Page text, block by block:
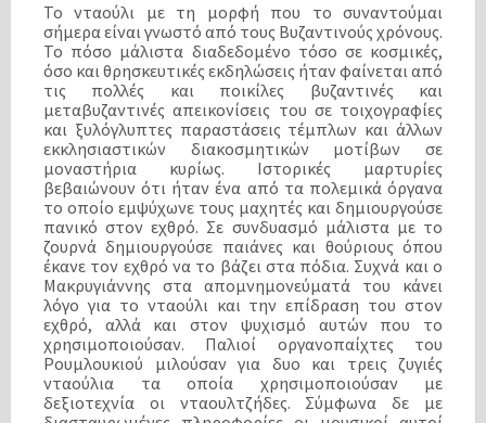
Το νταούλι με τη μορφή που το συναντούμαι
σήμερα είναι γνωστό από τους Βυζαντινούς χρόνους.
Το πόσο μάλιστα διαδεδομένο τόσο σε κοσμικές,
όσο και θρησκευτικές εκδηλώσεις ήταν φαίνεται από
τις πολλές και ποικίλες βυζαντινές και
μεταβυζαντινές απεικονίσεις του σε τοιχογραφίες
και ξυλόγλυπτες παραστάσεις τέμπλων και άλλων
εκκλησιαστικών διακοσμητικών μοτίβων σε
μοναστήρια κυρίως. Ιστορικές μαρτυρίες
βεβαιώνουν ότι ήταν ένα από τα πολεμικά όργανα
το οποίο εμψύχωνε τους μαχητές και δημιουργούσε
πανικό στον εχθρό. Σε συνδυασμό μάλιστα με το
ζουρνά δημιουργούσε παιάνες και θούριους όπου
έκανε τον εχθρό να το βάζει στα πόδια. Συχνά και ο
Μακρυγιάννης στα απομνημονεύματά του κάνει
λόγο για το νταούλι και την επίδραση του στον
εχθρό, αλλά και στον ψυχισμό αυτών που το
χρησιμοποιούσαν. Παλιοί οργανοπαίχτες του
Ρουμλουκιού μιλούσαν για δυο και τρεις ζυγιές
νταούλια τα οποία χρησιμοποιούσαν με
δεξιοτεχνία οι νταουλτζήδες. Σύμφωνα δε με